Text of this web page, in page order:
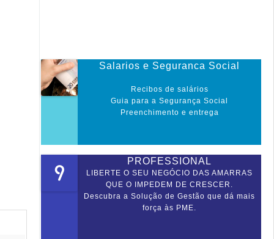
Salarios e Seguranca Social
Recibos de salários
Guia para a Segurança Social
Preenchimento e entrega
PROFESSIONAL
LIBERTE O SEU NEGÓCIO DAS AMARRAS
QUE O IMPEDEM DE CRESCER.
Descubra a Solução de Gestão que dá mais
força às PME.